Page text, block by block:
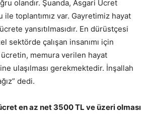
olandır. Şuanda, Asgari Ücret
ile toplantımız var. Gayretimiz hayat
yansıtılmasıdır. En dürüstçesi
sektörde çalışan insanımı için
memura verilen hayat
ulaşılması gerekmektedir. İnşallah
dedi.
en az net 3500 TL ve üzeri olması